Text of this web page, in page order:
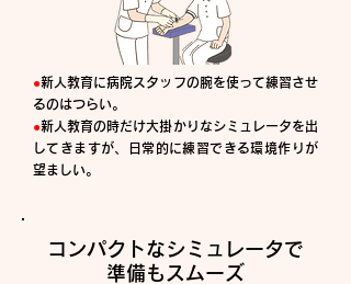
●新人教育に病院スタッフの腕を使って練習させ
るのはつらい。
●新人教育の時だけ大掛かりなシミュレータを出
してきますが、日常的に練習できる環境作りが
望ましい。
コンパクトなシミュレータで
準備もスムーズ